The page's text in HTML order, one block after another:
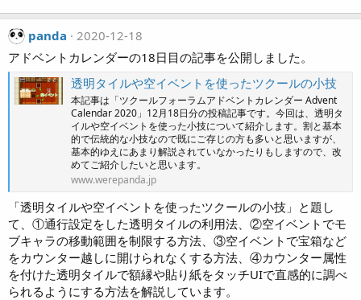
panda
2020-12-18
アドベントカレンダーの18日目の記事を公開しました。
透明タイルや空イベントを使ったツクールの小技
本記事は「ツクールフォーラムアドベントカレンダー Advent
Calendar 2020」12月18日分の投稿記事です。今回は、透明タ
イルや空イベントを使った小技について紹介します。割と基本
的で伝統的な小技なので既にご存じの方も多いと思いますが、
基本的ゆえにあまり解説されていなかったりもしますので、改
めてご紹介したいと思います。
www.werepanda.jp
「透明タイルや空イベントを使ったツクールの小技」と題し
て、①通行設定をした透明タイルの利用法、②空イベントでモ
ブキャラの移動範囲を制限する方法、③空イベントで宝箱など
をカウンター越しに開けられなくする方法、④カウンター属性
を付けた透明タイルで額縁や貼り紙をタッチUIで直感的に調べ
られるようにする方法を解説しています。